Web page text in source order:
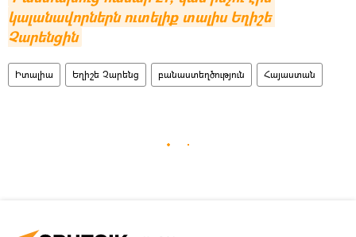
կալանավորներն ուտելիք տալիս Եղիշե
Չարենցին
Իտալիա Եղիշե Չարենց բանաստեղծություն Հայաստան